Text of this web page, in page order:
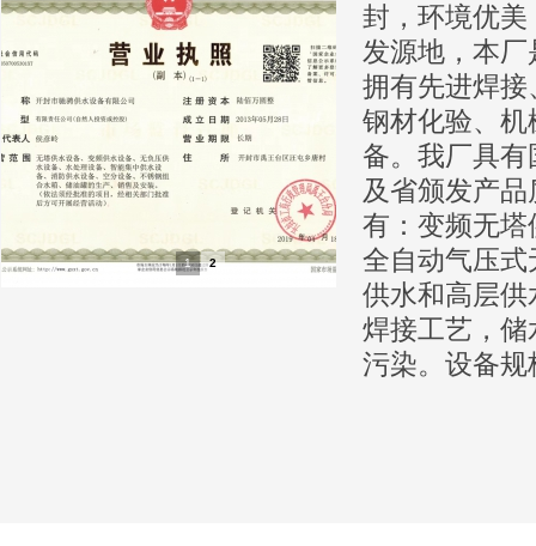
1 2
封，环境优
发源地，本
拥有先进焊
钢材化验、
备。我厂具
及省颁发产
有：变频无
全自动气压
供水和高层
焊接工艺，
污染。设备